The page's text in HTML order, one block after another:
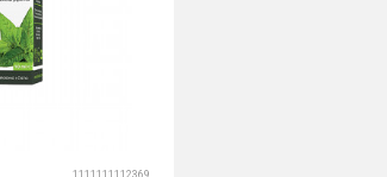
1111111112369